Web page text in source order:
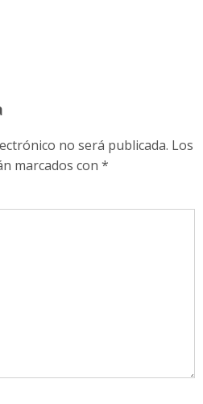
no será publicada. Los
marcados con *